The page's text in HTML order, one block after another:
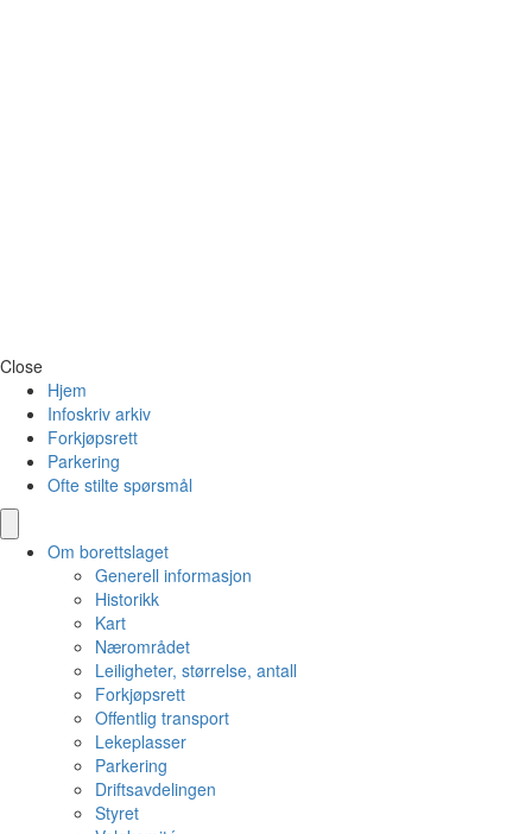
Close
Hjem
Infoskriv arkiv
Forkjøpsrett
Parkering
Ofte stilte spørsmål
Om borettslaget
Generell informasjon
Historikk
Kart
Nærområdet
Leiligheter, størrelse, antall
Forkjøpsrett
Offentlig transport
Lekeplasser
Parkering
Driftsavdelingen
Styret